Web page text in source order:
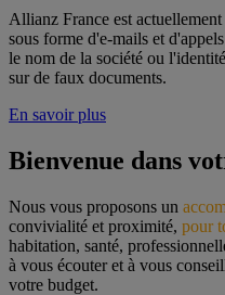
Allianz France est
sous forme d'e-mails et
le nom de la société ou
sur de faux documents.
En savoir plus
Bienvenue dans
Nous vous proposons un
convivialité et proximité, pour
habitation, santé,
à vous écouter et à vous
votre budget.